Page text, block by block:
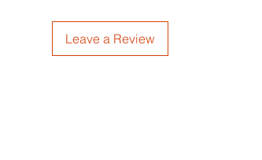
Leave a Review